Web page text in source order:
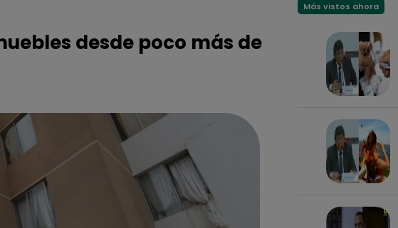
desde poco más de
Más vistos ahora